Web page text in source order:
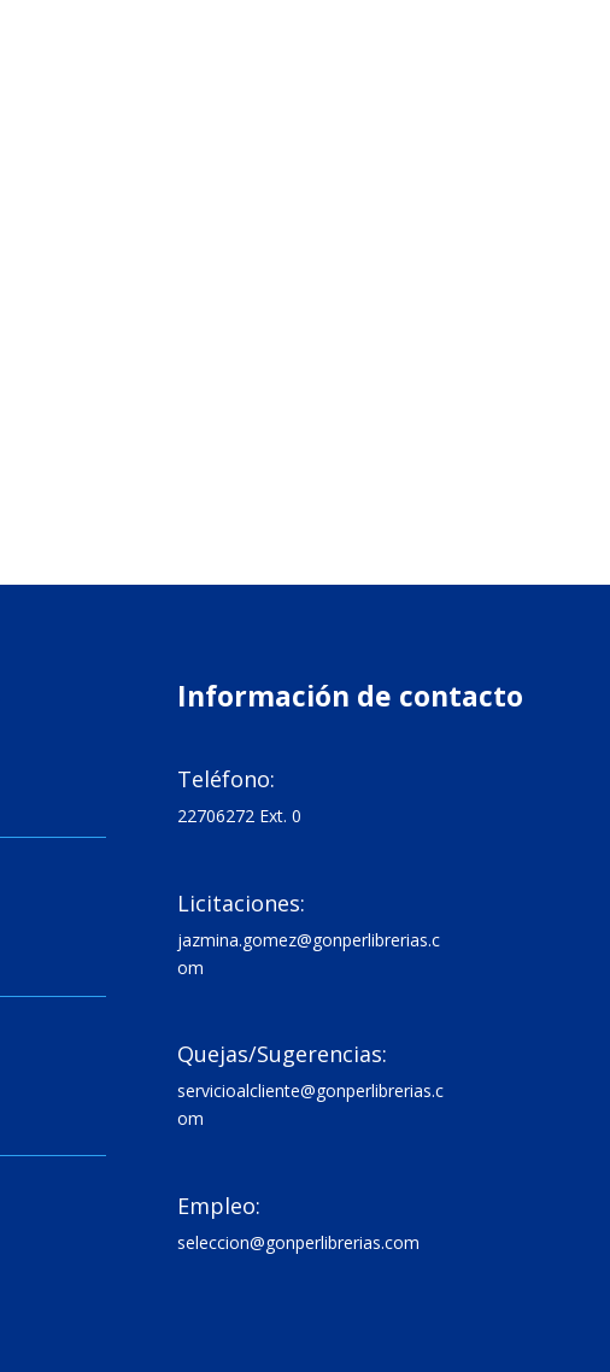
Información de contacto
Teléfono:
22706272 Ext. 0
Licitaciones:
jazmina.gomez@gonperlibrerias.c
om
Quejas/Sugerencias:
servicioalcliente@gonperlibrerias.c
om
Empleo:
seleccion@gonperlibrerias.com